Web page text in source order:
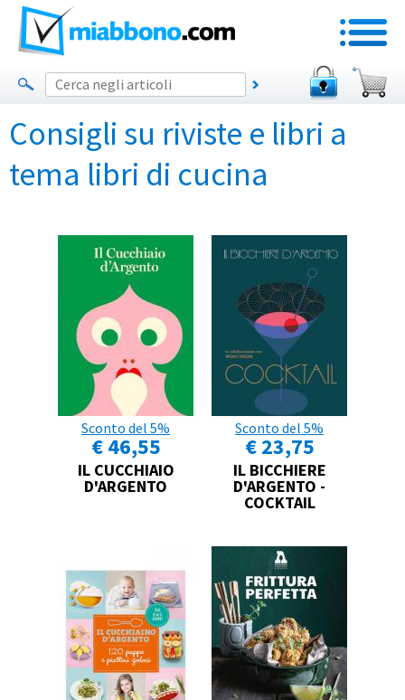
Consigli su riviste e libri a
tema libri di cucina
Sconto del 5%
€ 46,55
IL CUCCHIAIO
D'ARGENTO
Sconto del 5%
€ 23,75
IL BICCHIERE
D'ARGENTO -
COCKTAIL